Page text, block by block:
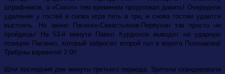
штрафников, а «Сокол» тем временем продолжал давить! Очередное
удаление у гостей и снова игра пять в три, и снова гостям удается
выстоять. Но звено Пасенко-Севастьянов-Первухин так просто не
пройдешь! На 53-й минуте Павел Курдюков выводит на ударную
позицию Пасенко, который забросил второй гол в ворота Полошкова!
Трибуны взревели! 2:0!!
Шли последние две минуты третьего периода. Зрители скандировали